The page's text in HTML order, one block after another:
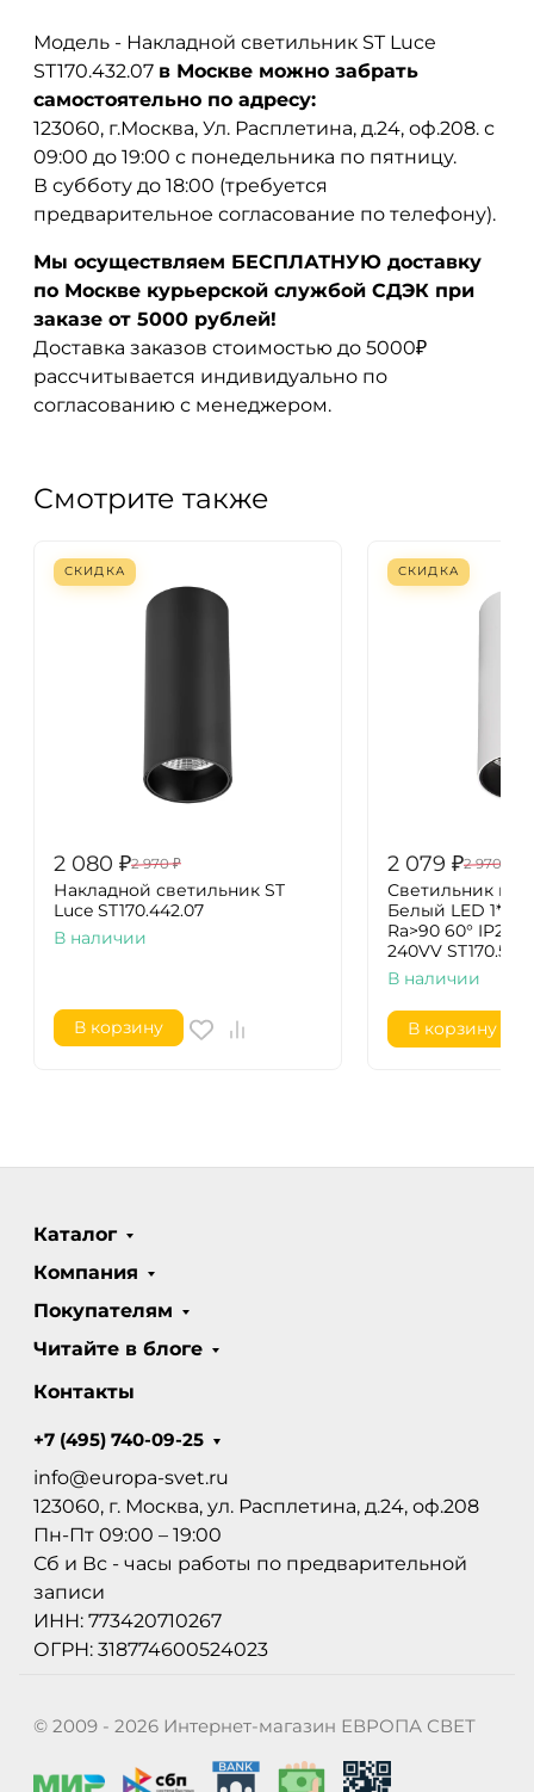
Модель - Накладной светильник ST Luce
ST170.432.07 в Москве можно забрать
самостоятельно по адресу:
123060, г.Москва, Ул. Расплетина, д.24, оф.208. с
09:00 до 19:00 с понедельника по пятницу.
В субботу до 18:00 (требуется
предварительное согласование по телефону).
Мы осуществляем БЕСПЛАТНУЮ доставку
по Москве курьерской службой СДЭК при
заказе от 5000 рублей!
Доставка заказов стоимостью до 5000₽
рассчитывается индивидуально по
согласованию с менеджером.
Смотрите также
СКИДКА
2 080 ₽2 970 ₽
Накладной светильник ST
Luce ST170.442.07
В наличии
В корзину
СКИДКА
2 079 ₽2 970
Светильник
Белый LED
Ra>90 60° IP20
240VV
В наличии
В корзину
Каталог
Компания
Покупателям
Читайте в блоге
Контакты
+7 (495) 740-09-25
info@europa-svet.ru
123060, г. Москва, ул. Расплетина, д.24, оф.208
Пн-Пт 09:00 – 19:00
Сб и Вс - часы работы по предварительной
записи
ИНН: 773420710267
ОГРН: 318774600524023
© 2009 - 2026 Интернет-магазин ЕВРОПА СВЕТ